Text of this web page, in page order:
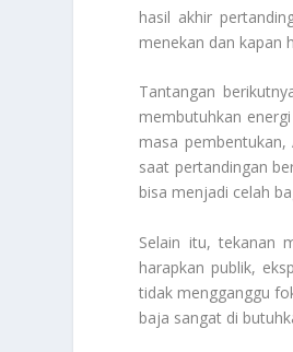
hasil akhir
menekan dan kapan
Tantangan
membutuhkan
masa
saat pertandingan
bisa menjadi celah
Selain itu, tekanan
harapkan publik,
tidak mengganggu
baja sangat di